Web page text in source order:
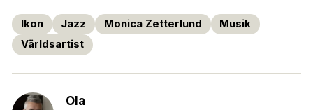
Ikon Jazz Monica Zetterlund
Musik
Världsartist
Ola